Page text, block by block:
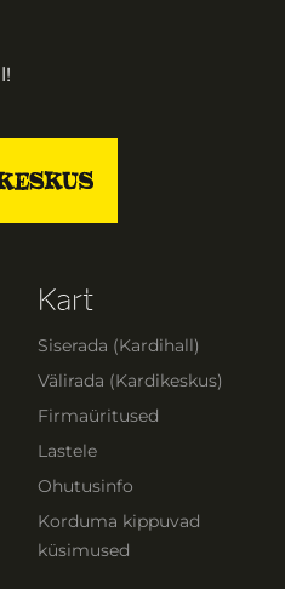
Kart
Siserada (Kardihall)
Välirada (Kardikeskus)
Firmaüritused
Lastele
Ohutusinfo
Korduma kippuvad
küsimused